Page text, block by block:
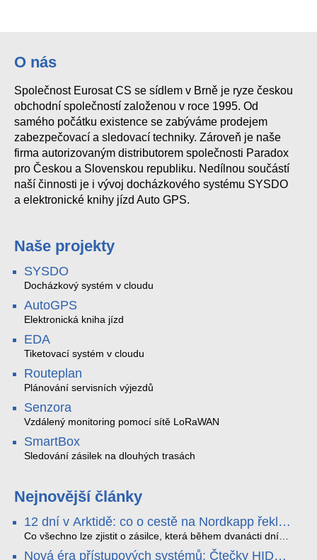
O nás
Společnost Eurosat CS se sídlem v Brně je ryze českou
obchodní společností založenou v roce 1995. Od
samého počátku existence se zabýváme prodejem
zabezpečovací a sledovací techniky. Zároveň je naše
firma autorizovaným distributorem společnosti Paradox
pro Českou a Slovenskou republiku. Nedílnou součástí
naší činnosti je i vývoj docházkového systému SYSDO
a elektronické knihy jízd Auto GPS.
Naše projekty
SYSDO
Docházkový systém v cloudu
AutoGPS
Elektronická kniha jízd
EDA
Tiketovací systém v cloudu
Routeplan
Plánování servisních výjezdů
Senzora
Vzdálený monitoring pomocí sítě LoRaWAN
SmartBox
Sledování zásilek na dlouhých trasách
Nejnovější články
12 dní v Arktidě: co o cestě na Nordkapp řekla
data ze SMARTBOX 2 MAX
Co všechno lze zjistit o zásilce, která během dvanácti dní
projede Arktidou? SMARTBOX 2 MAX jsme vzali na trasu z
Nová éra přístupových systémů: Čtečky HID